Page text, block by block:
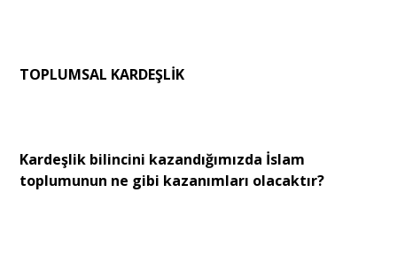
TOPLUMSAL KARDEŞLİK
Kardeşlik bilincini kazandığımızda İslam
toplumunun ne gibi kazanımları olacaktır?